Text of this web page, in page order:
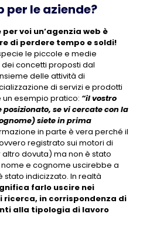
per le aziende?
voi un’agenzia web è
di perdere tempo e soldi!
le piccole e medie
concetti proposti dal
delle attività di
di servizi e prodotti
un esempio pratico: “il vostro
posizionato, se vi cercate con la
siete in prima
in parte è vera perché il
registrato sui motori di
dovuta) ma non è stato
e cognome uscirebbe a
indicizzato. In realtà
farlo uscire nei
in corrispondenza di
alla tipologia di lavoro